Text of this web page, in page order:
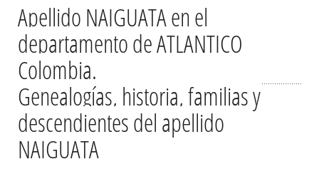
Apellido NAIGUATA en el
departamento de ATLANTICO
Colombia.
Genealogías, historia, familias y
descendientes del apellido
NAIGUATA